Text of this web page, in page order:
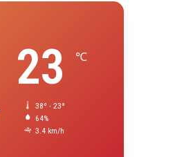
23 ℃
38º - 23º
64%
3.4 km/h